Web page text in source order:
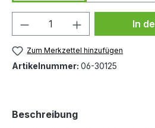
Produkt Anzahl: Gib
In
Zum Merkzettel hinzufügen
Artikelnummer: 06-30125
Beschreibung